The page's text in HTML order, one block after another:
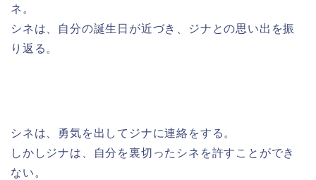
ネ。
シネは、自分の誕生日が近づき、ジナとの思い出を振
り返る。
シネは、勇気を出してジナに連絡をする。
しかしジナは、自分を裏切ったシネを許すことができ
ない。